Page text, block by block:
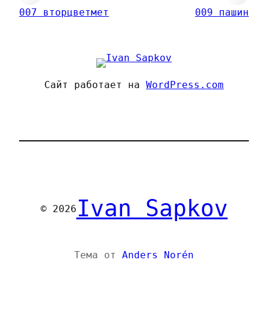
007 вторцветмет
009 пашин
Сайт работает на WordPress.com
© 2026 Ivan Sapkov
Тема от Anders Norén